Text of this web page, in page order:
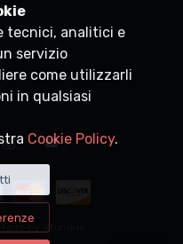
by
tecnici, analitici e
servizio
come utilizzarli
in qualsiasi
Cookie Policy.